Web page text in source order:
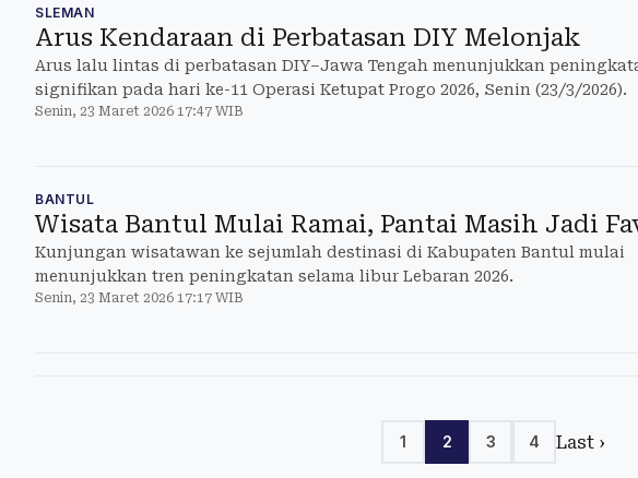
SLEMAN
Arus Kendaraan di Perbatasan DIY Melonjak
Arus lalu lintas di perbatasan DIY–Jawa Tengah menunjukkan
signifikan pada hari ke-11 Operasi Ketupat Progo 2026, Senin (23/3/2026).
Senin, 23 Maret 2026 17:47 WIB
BANTUL
Wisata Bantul Mulai Ramai, Pantai Masih Jadi
Kunjungan wisatawan ke sejumlah destinasi di Kabupaten Bantul mulai
menunjukkan tren peningkatan selama libur Lebaran 2026.
Senin, 23 Maret 2026 17:17 WIB
1 2 3 4 Last ›